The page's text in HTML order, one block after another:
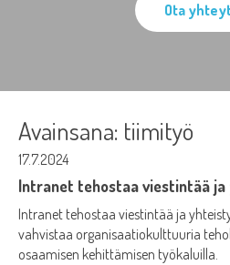
Ota
Avainsana: tiimityö
17.7.2024
Intranet tehostaa viestintää
Intranet tehostaa viestintää ja
vahvistaa organisaatiokulttuuria
osaamisen kehittämisen työkaluilla.